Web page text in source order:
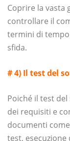
Coprire la vasta
controllare il
termini di
sfida.
# 4) Il test del
Poiché il test
dei requisiti e
documenti
test,